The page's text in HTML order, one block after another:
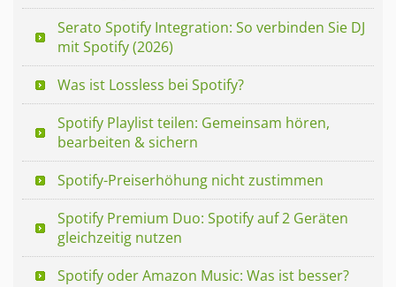
Serato Spotify Integration: So verbinden Sie DJ
mit Spotify (2026)
Was ist Lossless bei Spotify?
Spotify Playlist teilen: Gemeinsam hören,
bearbeiten & sichern
Spotify-Preiserhöhung nicht zustimmen
Spotify Premium Duo: Spotify auf 2 Geräten
gleichzeitig nutzen
Spotify oder Amazon Music: Was ist besser?